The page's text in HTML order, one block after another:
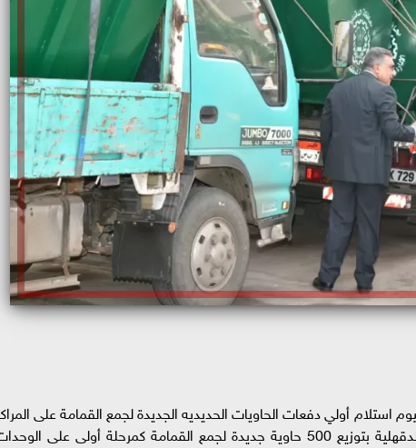
استلام أولي دفعات الحاويات الحديديه الجديدة لجمع القمامة على
والمدن كمرحلة مرحلة أولى، وقد وجه محافظ الدقهلية بتوزيع 500 حاوية جديدة لجمع القمامة كمرحلة أولى على